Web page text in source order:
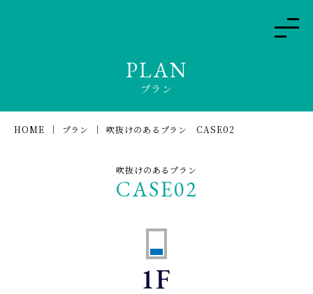
PLAN
プラン
HOME プラン 吹抜けのあるプラン CASE02
吹抜けのあるプラン
CASE02